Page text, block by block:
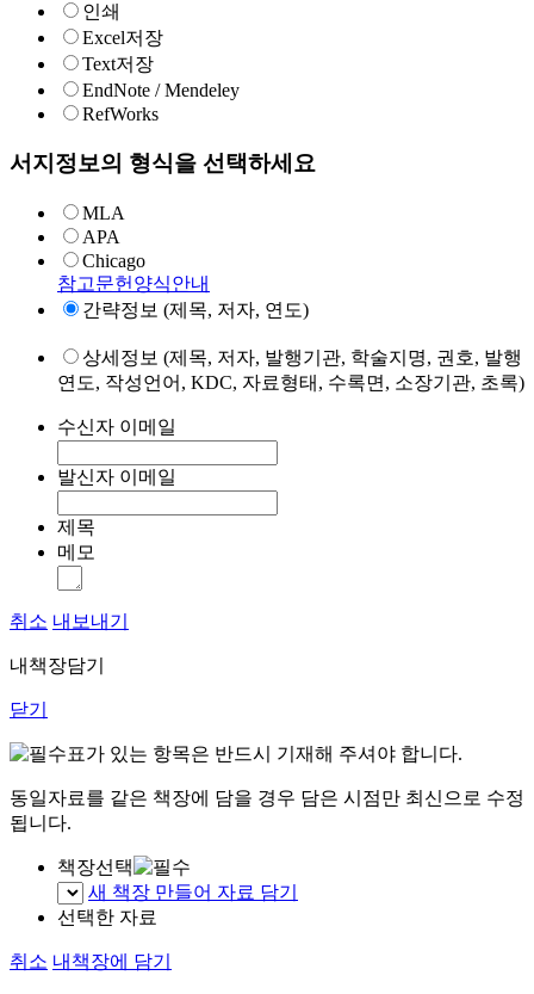
인쇄
Excel저장
Text저장
EndNote / Mendeley
RefWorks
서지정보의 형식을 선택하세요
MLA
APA
Chicago
참고문헌양식안내
간략정보 (제목, 저자, 연도)
상세정보 (제목, 저자, 발행기관, 학술지명, 권호, 발행
연도, 작성언어, KDC, 자료형태, 수록면, 소장기관, 초록)
수신자 이메일
발신자 이메일
제목
메모
취소 내보내기
내책장담기
닫기
표가 있는 항목은 반드시 기재해 주셔야 합니다.
동일자료를 같은 책장에 담을 경우 담은 시점만 최신으로 수정
됩니다.
책장선택
새 책장 만들어 자료 담기
선택한 자료
취소 내책장에 담기